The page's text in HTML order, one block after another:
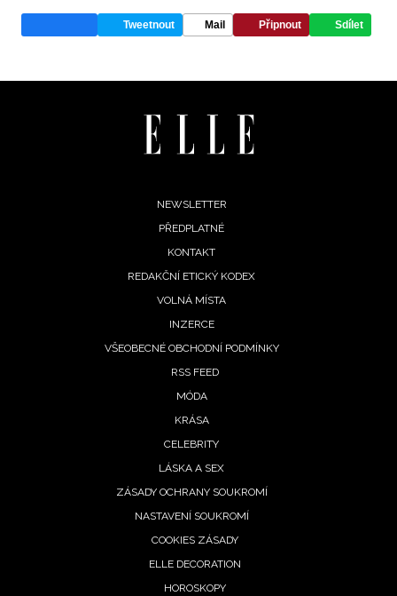
Přihlášením k newsletteru souhlasíte s
podmínkami společnosti BurdaMedia Extra s.r.o.
potvrzujete, že jste se seznámili se
ochrany soukromí
- BurdaMedia Extra s.r.o. bude s
Chcete navíc dostávat i další zajímavé a exkluzivní
Tweetnout Mail Připnout Sdílet
NEWSLETTER
PŘEDPLATNÉ
KONTAKT
REDAKČNÍ ETICKÝ KODEX
VOLNÁ MÍSTA
INZERCE
VŠEOBECNÉ OBCHODNÍ PODMÍNKY
RSS FEED
MÓDA
KRÁSA
CELEBRITY
LÁSKA A SEX
ZÁSADY OCHRANY SOUKROMÍ
NASTAVENÍ SOUKROMÍ
COOKIES ZÁSADY
ELLE DECORATION
HOROSKOPY